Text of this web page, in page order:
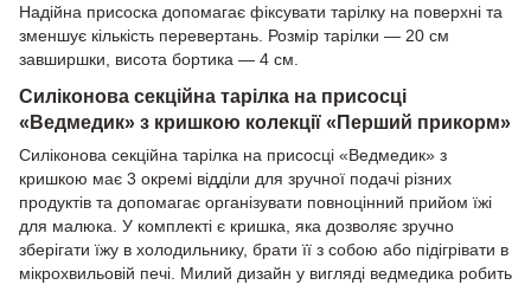
Надійна присоска допомагає фіксувати тарілку на поверхні та
зменшує кількість перевертань. Розмір тарілки — 20 см
завширшки, висота бортика — 4 см.
Силіконова секційна тарілка на присосці
«Ведмедик» з кришкою колекції «Перший прикорм»
Силіконова секційна тарілка на присосці «Ведмедик» з
кришкою має 3 окремі відділи для зручної подачі різних
продуктів та допомагає організувати повноцінний прийом їжі
для малюка. У комплекті є кришка, яка дозволяє зручно
зберігати їжу в холодильнику, брати її з собою або підігрівати в
мікрохвильовій печі. Милий дизайн у вигляді ведмедика робить